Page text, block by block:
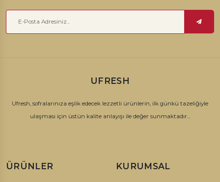
UFRESH
Ufresh, sofralarınıza eşlik edecek lezzetli ürünlerin, ilk günkü tazeliğiyle
ulaşması için üstün kalite anlayışı ile değer sunmaktadır...
ÜRÜNLER KURUMSAL